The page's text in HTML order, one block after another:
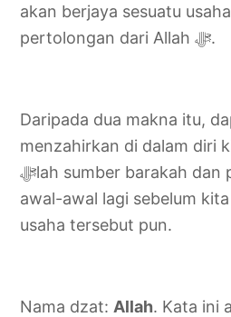
akan berjaya sesuatu
pertolongan dari Allah ‎ﷻ.
Daripada dua makna itu,
menzahirkan di dalam diri
‎ﷻlah sumber barakah dan pertolongan, dari
awal-awal lagi sebelum
usaha tersebut pun.
Nama dzat: Allah. Kata ini